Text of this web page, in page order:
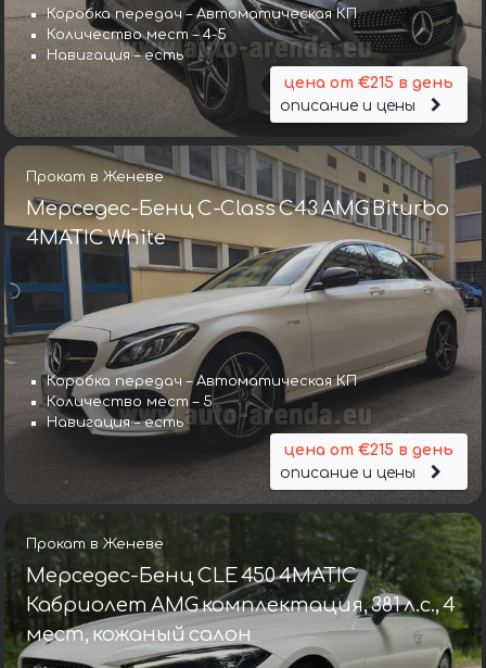
Коробка передач – Автоматическая КП
Количество мест – 4-5
Навигация – есть
цена от €215 в день
описание и цены
Прокат в Женеве
Мерседес-Бенц C-Class C43 AMG Biturbo
4MATIC White
Коробка передач – Автоматическая КП
Количество мест – 5
Навигация – есть
цена от €215 в день
описание и цены
Прокат в Женеве
Мерседес-Бенц CLE 450 4MATIC
Кабриолет AMG комплектация, 381 л.с., 4
мест, кожаный салон